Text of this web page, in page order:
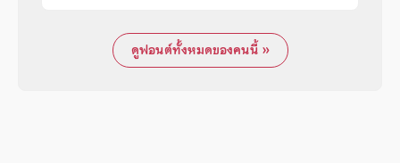
ดูฟอนต์ทั้งหมดของคนนี้ »